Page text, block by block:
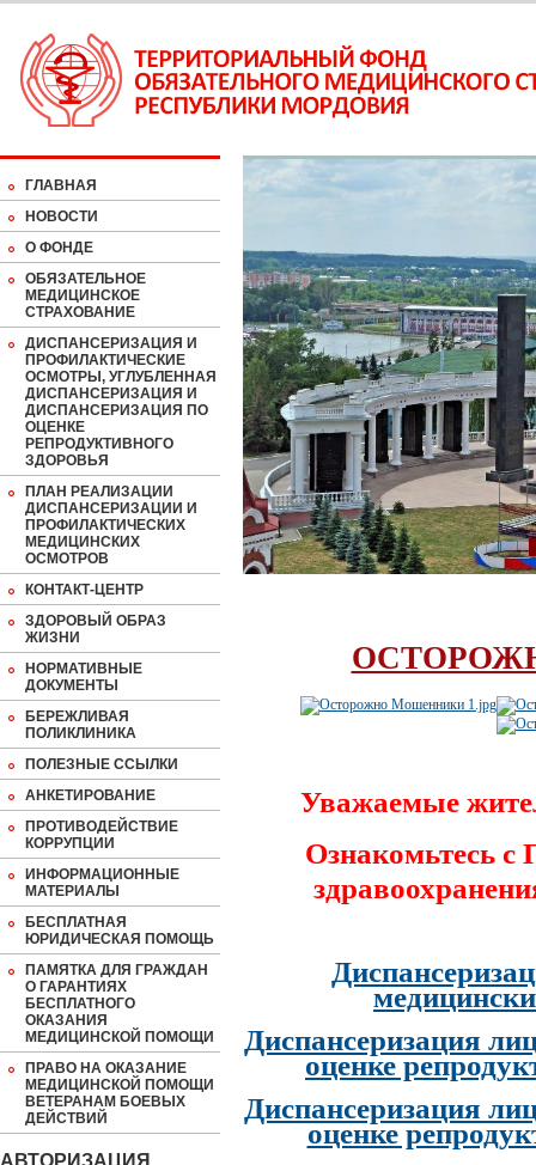
ГЛАВНАЯ
НОВОСТИ
О ФОНДЕ
ОБЯЗАТЕЛЬНОЕ
МЕДИЦИНСКОЕ
СТРАХОВАНИЕ
ДИСПАНСЕРИЗАЦИЯ И
ПРОФИЛАКТИЧЕСКИЕ
ОСМОТРЫ, УГЛУБЛЕННАЯ
ДИСПАНСЕРИЗАЦИЯ И
ДИСПАНСЕРИЗАЦИЯ ПО
ОЦЕНКЕ
РЕПРОДУКТИВНОГО
ЗДОРОВЬЯ
ПЛАН РЕАЛИЗАЦИИ
ДИСПАНСЕРИЗАЦИИ И
ПРОФИЛАКТИЧЕСКИХ
МЕДИЦИНСКИХ
ОСМОТРОВ
КОНТАКТ-ЦЕНТР
ЗДОРОВЫЙ ОБРАЗ
ЖИЗНИ
НОРМАТИВНЫЕ
ДОКУМЕНТЫ
БЕРЕЖЛИВАЯ
ПОЛИКЛИНИКА
ПОЛЕЗНЫЕ ССЫЛКИ
АНКЕТИРОВАНИЕ
ПРОТИВОДЕЙСТВИЕ
КОРРУПЦИИ
ИНФОРМАЦИОННЫЕ
МАТЕРИАЛЫ
БЕСПЛАТНАЯ
ЮРИДИЧЕСКАЯ ПОМОЩЬ
ПАМЯТКА ДЛЯ ГРАЖДАН
О ГАРАНТИЯХ
БЕСПЛАТНОГО
ОКАЗАНИЯ
МЕДИЦИНСКОЙ ПОМОЩИ
ПРАВО НА ОКАЗАНИЕ
МЕДИЦИНСКОЙ ПОМОЩИ
ВЕТЕРАНАМ БОЕВЫХ
ДЕЙСТВИЙ
АВТОРИЗАЦИЯ
Уважаемые
Ознакомьтесь
Диспансеризация
оценке
Диспансеризация
оценке